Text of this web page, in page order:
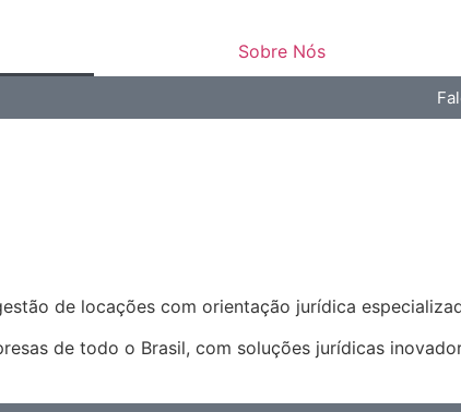
Sobre Nós
de locações com orientação jurídica
de todo o Brasil, com soluções jurídicas